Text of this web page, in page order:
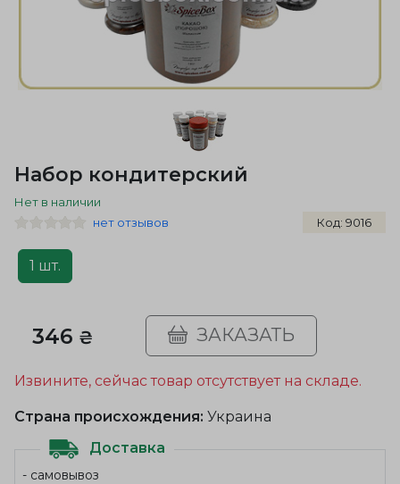
Набор кондитерский
Нет в наличии
нет отзывов
Код: 9016
1 шт.
346 ₴ ЗАКАЗАТЬ
Извините, сейчас товар отсутствует на складе.
Страна происхождения: Украина
Доставка
- самовывоз